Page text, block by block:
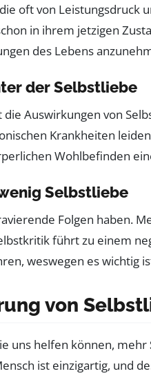
oft von Leistungsdruck
in ihrem jetzigen
des Lebens
der Selbstliebe
Auswirkungen von
Krankheiten
Wohlbefinden
Selbstliebe
Folgen haben.
führt zu einem
weswegen es wichtig
von
uns helfen können, mehr
ist einzigartig, und